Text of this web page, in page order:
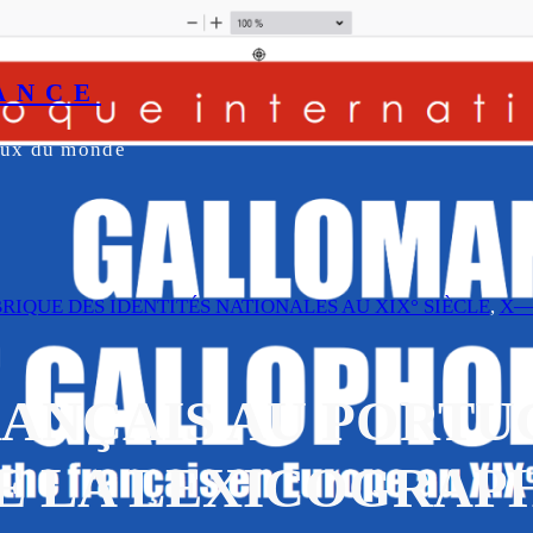
du monde
DES IDENTITÉS NATIONALES AU XIX° SIÈCLE,
AU
LA